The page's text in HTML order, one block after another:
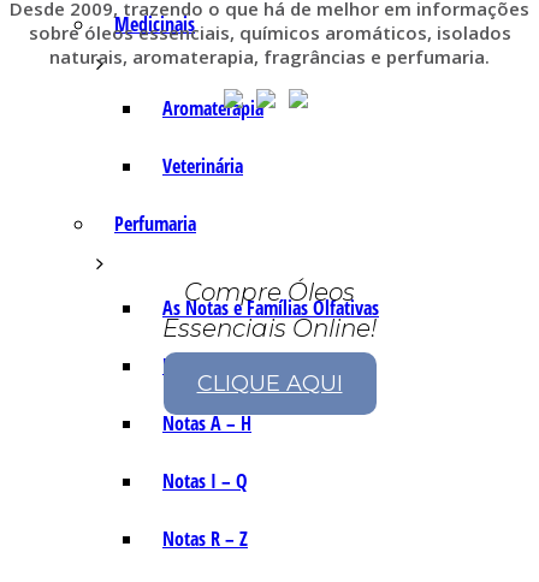
Medicinais
Aromaterapia
Veterinária
Perfumaria
As Notas e Famílias Olfativas
Marketing Olfativo
Notas A – H
Notas I – Q
Notas R – Z
Desde 2009, trazendo o que há de melhor em informações
sobre óleos essenciais, químicos aromáticos, isolados
naturais, aromaterapia, fragrâncias e perfumaria.
Compre Óleos
Essenciais Online!
CLIQUE AQUI